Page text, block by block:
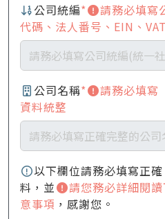
公司統編*
請務必填寫
代碼、法人番号、EIN、
公司名稱*
請務必填寫
資料統整
以下欄位請務必填寫正
料，並
請您務必詳細閱
意事項 ，感謝您。